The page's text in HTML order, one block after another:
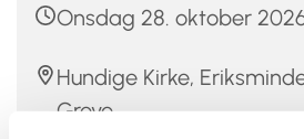
Onsdag 28. oktober
Hundige Kirke,
Greve